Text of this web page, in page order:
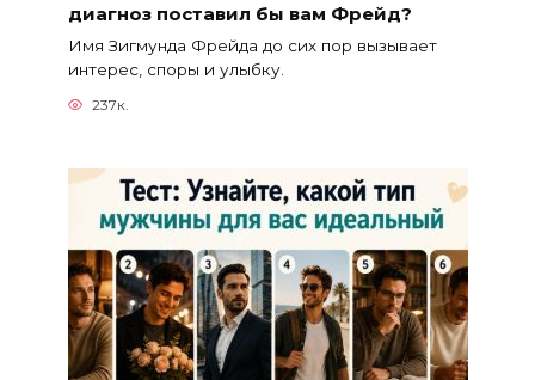
диагноз поставил бы вам Фрейд?
Имя Зигмунда Фрейда до сих пор вызывает
интерес, споры и улыбку.
237к.